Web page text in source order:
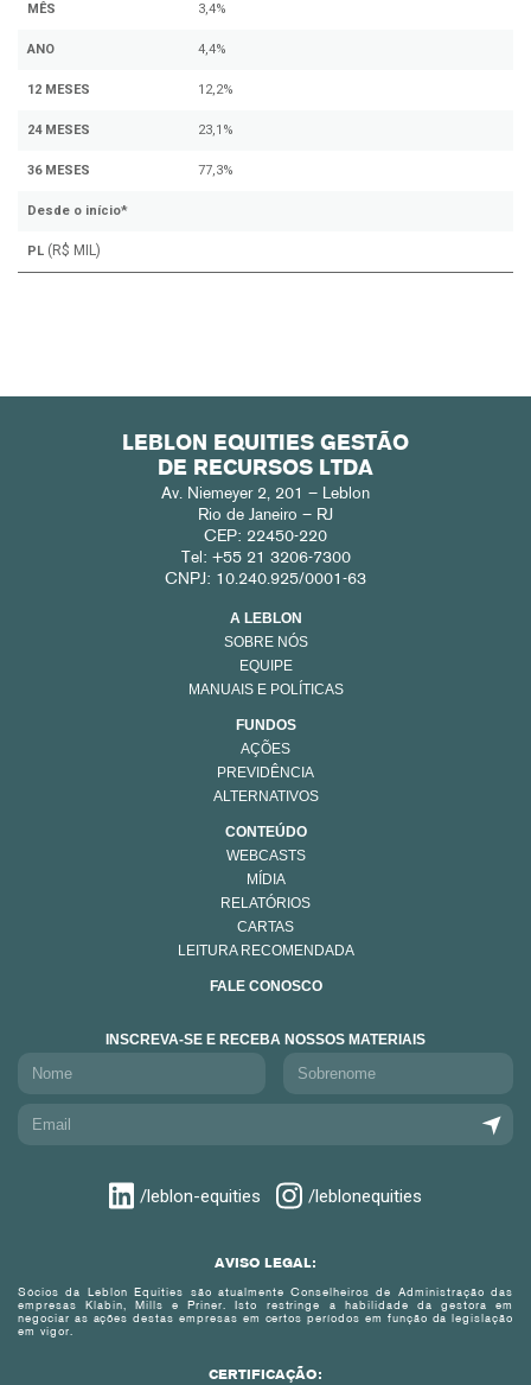
MÊS 3,4%
ANO 4,4%
12 MESES 12,2%
24 MESES 23,1%
36 MESES 77,3%
Desde o início*
PL (R$ MIL)
LEBLON EQUITIES GESTÃO
DE RECURSOS LTDA
Av. Niemeyer 2, 201 – Leblon
Rio de Janeiro – RJ
CEP: 22450-220
Tel: +55 21 3206-7300
CNPJ: 10.240.925/0001-63
A LEBLON
SOBRE NÓS
EQUIPE
MANUAIS E POLÍTICAS
FUNDOS
AÇÕES
PREVIDÊNCIA
ALTERNATIVOS
CONTEÚDO
WEBCASTS
MÍDIA
RELATÓRIOS
CARTAS
LEITURA RECOMENDADA
FALE CONOSCO
INSCREVA-SE E RECEBA NOSSOS MATERIAIS
/leblon-equities /leblonequities
AVISO LEGAL:
Sócios da Leblon Equities são atualmente Conselheiros de Administração das
empresas Klabin, Mills e Priner. Isto restringe a habilidade da gestora em
negociar as ações destas empresas em certos períodos em função da legislação
em vigor.
CERTIFICAÇÃO: